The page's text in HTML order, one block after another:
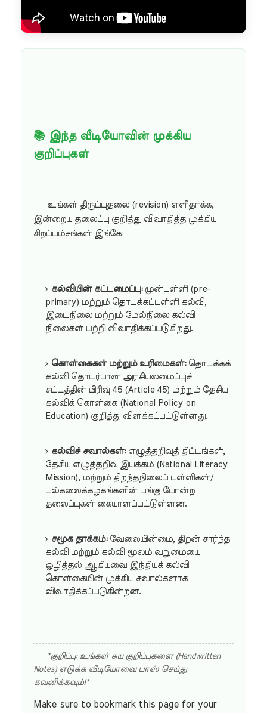
📚 இந்த வீடியோவின் முக்கிய
குறிப்புகள்
உங்கள் திருப்புதலை (revision) எளிதாக்க,
இன்றைய தலைப்பு குறித்து விவாதித்த முக்கிய
சிறப்பம்சங்கள் இங்கே:
கல்வியின் கட்டமைப்பு:முன்பள்ளி (pre-
primary) மற்றும் தொடக்கப்பள்ளி கல்வி,
இடைநிலை மற்றும் மேல்நிலை கல்வி
நிலைகள் பற்றி விவாதிக்கப்படுகிறது.
கொள்கைகள் மற்றும் உரிமைகள்:தொடக்கக்
கல்வி தொடர்பான அரசியலமைப்புச்
சட்டத்தின் பிரிவு 45 (Article 45) மற்றும் தேசிய
கல்விக் கொள்கை (National Policy on
Education) குறித்து விளக்கப்பட்டுள்ளது.
கல்விச் சவால்கள்:எழுத்தறிவுத் திட்டங்கள்,
தேசிய எழுத்தறிவு இயக்கம் (National Literacy
Mission), மற்றும் திறந்தநிலைப் பள்ளிகள்/
பல்கலைக்கழகங்களின் பங்கு போன்ற
தலைப்புகள் கையாளப்பட்டுள்ளன.
சமூக தாக்கம்:வேலையின்மை, திறன் சார்ந்த
கல்வி மற்றும் கல்வி மூலம் வறுமையை
ஒழித்தல் ஆகியவை இந்தியக் கல்வி
கொள்கையின் முக்கிய சவால்களாக
விவாதிக்கப்படுகின்றன.
*குறிப்பு: உங்கள் சுய குறிப்புகளை (Handwritten
Notes) எடுக்க வீடியோவை பாஸ் செய்து
கவனிக்கவும்!*
Make sure to bookmark this page for your